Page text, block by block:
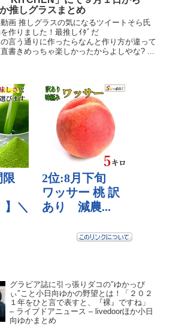
推しグラスまとめ
画 推しグラスの気になるツイートそら氏
作りました！最推しｲﾀﾞだ
言う通りに作ったらなんと作り方が違って
書きめっちゃ楽しかったからよしやな? ...
グラビア誌に引っ張りダコの″ゆかっぴ
ぃ″こと小日向ゆかの野望とは！「２０２
１年をひと言で表すと、『裸』ですね」
– ライブドアニュース – livedoorほか小日
向ゆかまとめ